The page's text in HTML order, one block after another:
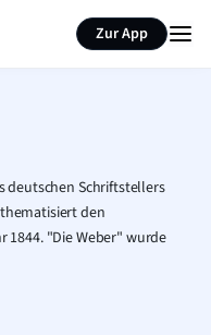
Zur App
deutschen Schriftstellers
thematisiert den
1844. "Die Weber" wurde
Seite zusammenfassen